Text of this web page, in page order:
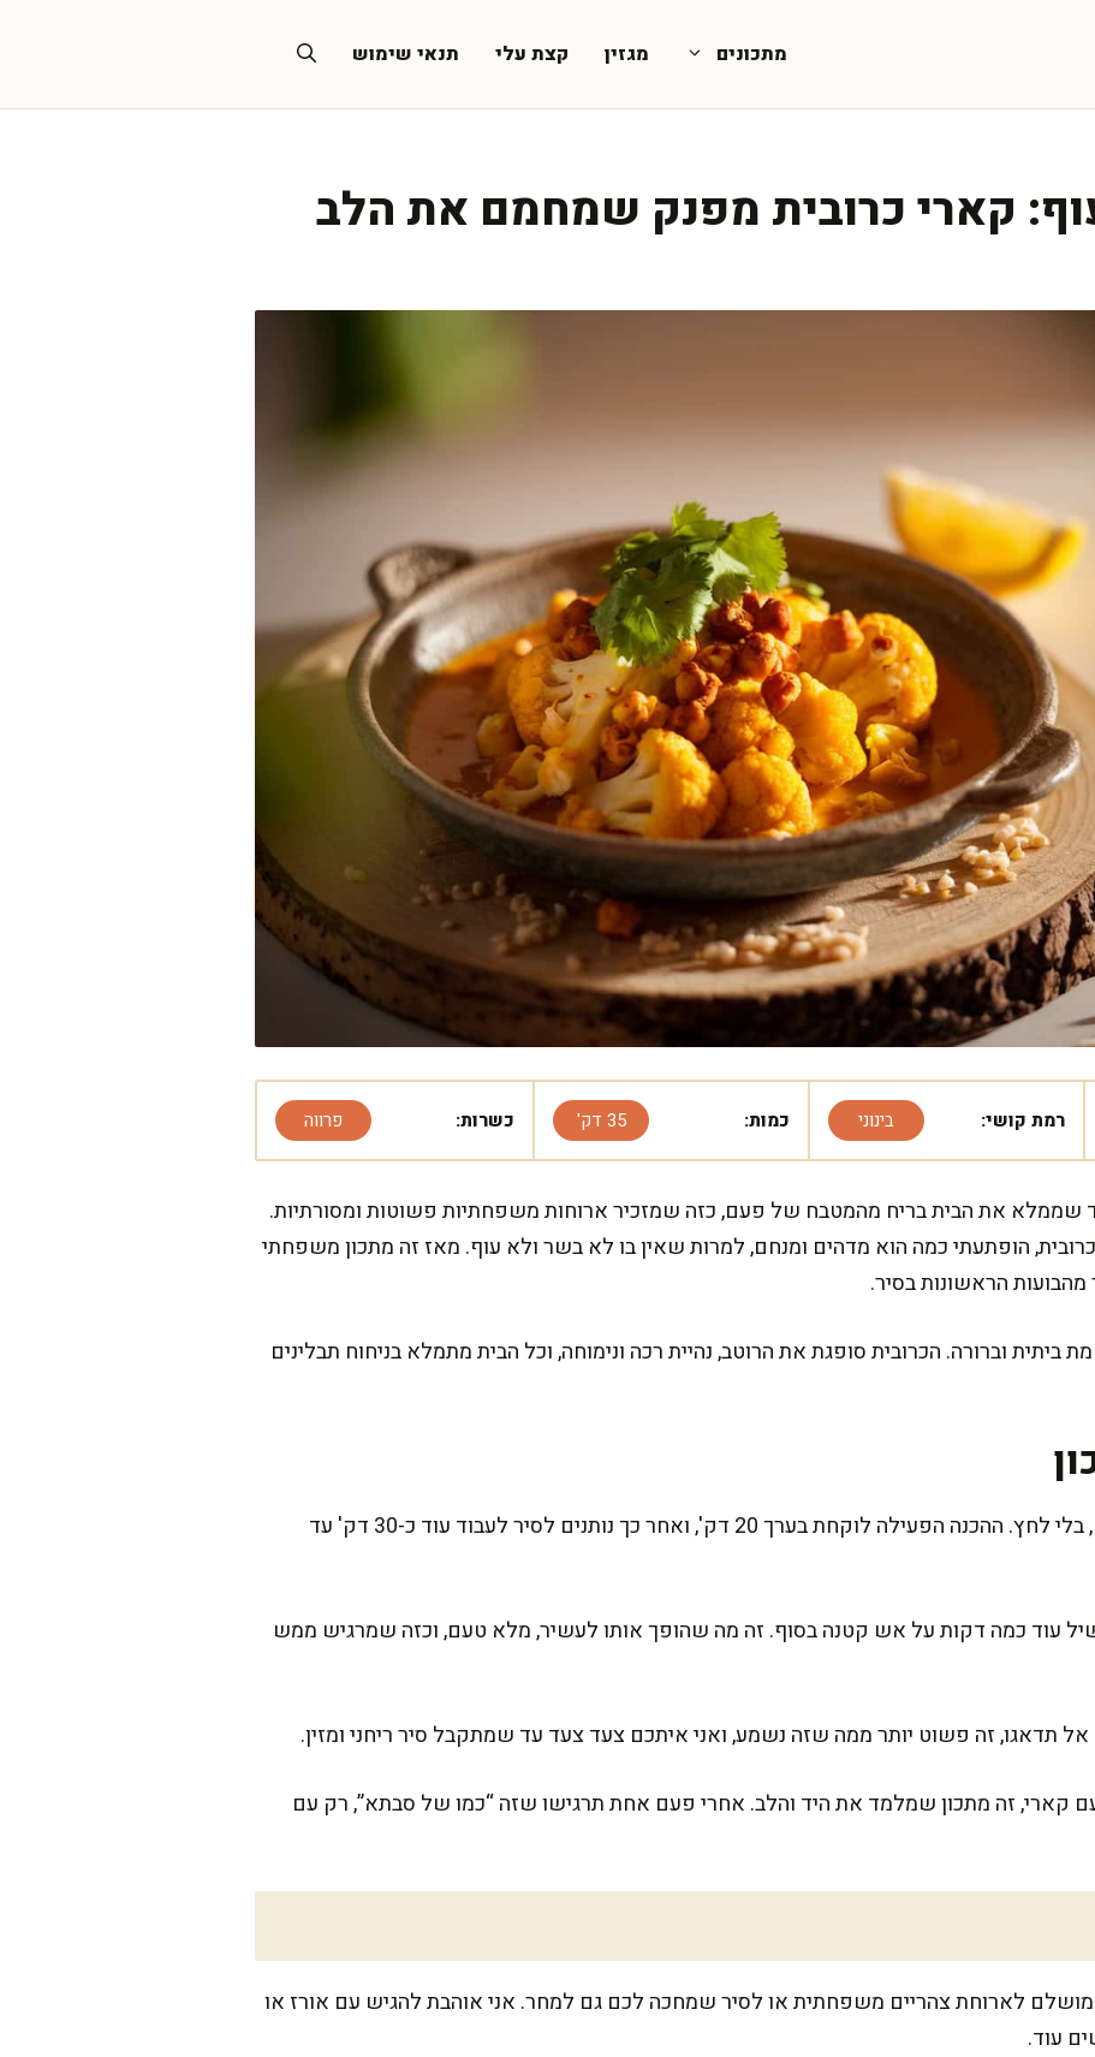
מתכונים מגזין קצת עלי תנאי שימוש
קארי כרובית מפנק שמחמם את הלב
רמת קושי: בינוני כמות: 35 דק' כשרות: פרווה
שממלא את הבית בריח מהמטבח של פעם, כזה שמזכיר ארוחות משפחתיות פשוטות ומסורתיות.
הופתעתי כמה הוא מדהים ומנחם, למרות שאין בו לא בשר ולא עוף. מאז זה מתכון משפחתי
הראשונות בסיר.
וברורה. הכרובית סופגת את הרוטב, נהיית רכה ונימוחה, וכל הבית מתמלא בניחוח תבלינים
המתכון הזה מתקדם בקצב נעים, בלי לחץ. ההכנה הפעילה לוקחת בערך 20 דק', ואחר כך נותנים לסיר לעבוד עוד כ-30 דק' עד
עוד כמה דקות על אש קטנה בסוף. זה מה שהופך אותו לעשיר, מלא טעם, וכזה שמרגיש ממש
תדאגו, זה פשוט יותר ממה שזה נשמע, ואני איתכם צעד צעד עד שמתקבל סיר ריחני ומזין.
קארי, זה מתכון שמלמד את היד והלב. אחרי פעם אחת תרגישו שזה “כמו של סבתא”, רק עם
ל-6 מנות יפות, מושלם לארוחת צהריים משפחתית או לסיר שמחכה לכם גם למחר. אני אוהבת להגיש עם אורז או
עוד.